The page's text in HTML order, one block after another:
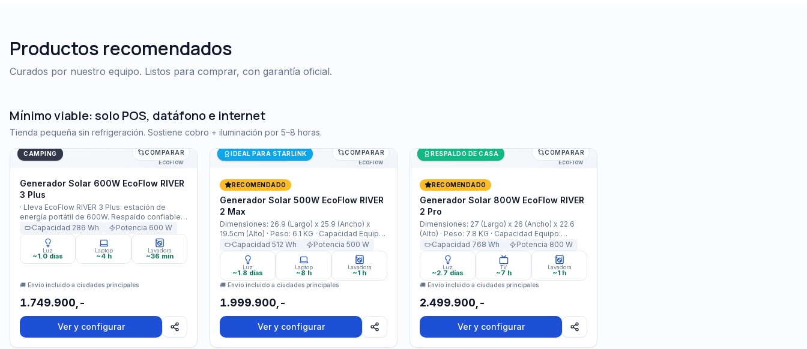
Productos recomendados
Curados por nuestro equipo. Listos para comprar, con garantía oficial.
Mínimo viable: solo POS, datáfono e internet
Tienda pequeña sin refrigeración. Sostiene cobro + iluminación por 5–8 horas.
Generador Solar 600W EcoFlow RIVER 3 Plus
EcoFlow
CAMPING COMPARAR
Generador Solar 600W EcoFlow RIVER
3 Plus
· Lleva EcoFlow RIVER 3 Plus: estación de
energía portátil de 600W. Respaldo confiable
donde lo necesites. ¡Llévala contigo a todas
partes! · Estación de Energia Portatil Ecoflow
RIVER 3 PLUS 600W Potencia 286Wh
Capacidad está agotado y se enviará tan
pronto como vuelva a estar disponible. ·
Capacidad 286 Wh Potencia 600 W
Luz
~1.0 días
Laptop
~4 h
Lavadora
~36 min
🚚 Envío incluido a ciudades principales
1.749.900,-
Ver y configurar
Generador Solar 500W EcoFlow RIVER 2 Max
EcoFlow
Últimas unidades
IDEAL PARA STARLINK COMPARAR
RECOMENDADO
Generador Solar 500W EcoFlow RIVER
2 Max
Dimensiones: 26.9 (Largo) x 25.9 (Ancho) x
19.5cm (Alto) · Peso: 6.1 KG · Capacidad Equipo:
512Wh · Capacidad Batería: 20000mAh
(512Wh/25,6V) · ​​Ciclos d​​e carga: 3000 ciclos de
carga y descarga al 80% · Potencia: 500W
Nominal 1000W X-Boost · Garantía:3 Años ·
Capacidad 512 Wh Potencia 500 W
Luz
~1.8 días
Laptop
~8 h
Lavadora
~1 h
🚚 Envío incluido a ciudades principales
1.999.900,-
Ver y configurar
Generador Solar 800W EcoFlow RIVER 2 Pro
EcoFlow
Últimas unidades
RESPALDO DE CASA COMPARAR
RECOMENDADO
Generador Solar 800W EcoFlow RIVER
2 Pro
Dimensiones: 27 (Largo) x 26 (Ancho) x 22.6
(Alto) · Peso: 7.8 KG · Capacidad Equipo:
768Wh · Capacidad Batería: 40000mAh
(768Wh/19,2V) · ​​Ciclos de carga: 3000 ciclos
de carga y descarga al 80% · Potencia: 800W
Nominal 1600W X-Boost · Garantía:3 Años ·
Capacidad 768 Wh Potencia 800 W
Luz
~2.7 días
TV
~7 h
Lavadora
~1 h
🚚 Envío incluido a ciudades principales
2.499.900,-
Ver y configurar